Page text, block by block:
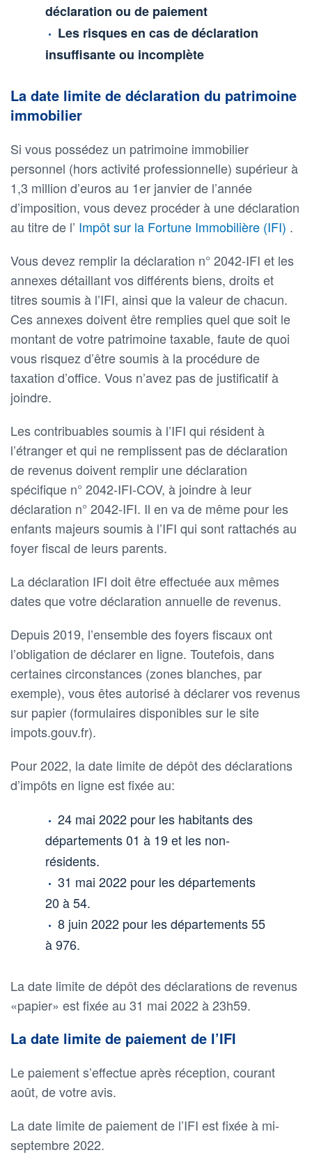
déclaration ou de paiement
Les risques en cas de déclaration
insuffisante ou incomplète
La date limite de déclaration du patrimoine
immobilier
Si vous possédez un patrimoine immobilier
personnel (hors activité professionnelle) supérieur à
1,3 million d’euros au 1er janvier de l’année
d’imposition, vous devez procéder à une déclaration
au titre de l’ Impôt sur la Fortune Immobilière (IFI) .
Vous devez remplir la déclaration n° 2042-IFI et les
annexes détaillant vos différents biens, droits et
titres soumis à l’IFI, ainsi que la valeur de chacun.
Ces annexes doivent être remplies quel que soit le
montant de votre patrimoine taxable, faute de quoi
vous risquez d’être soumis à la procédure de
taxation d’office. Vous n’avez pas de justificatif à
joindre.
Les contribuables soumis à l’IFI qui résident à
l’étranger et qui ne remplissent pas de déclaration
de revenus doivent remplir une déclaration
spécifique n° 2042-IFI-COV, à joindre à leur
déclaration n° 2042-IFI. Il en va de même pour les
enfants majeurs soumis à l’IFI qui sont rattachés au
foyer fiscal de leurs parents.
La déclaration IFI doit être effectuée aux mêmes
dates que votre déclaration annuelle de revenus.
Depuis 2019, l’ensemble des foyers fiscaux ont
l’obligation de déclarer en ligne. Toutefois, dans
certaines circonstances (zones blanches, par
exemple), vous êtes autorisé à déclarer vos revenus
sur papier (formulaires disponibles sur le site
impots.gouv.fr).
Pour 2022, la date limite de dépôt des déclarations
d’impôts en ligne est fixée au:
24 mai 2022 pour les habitants des
départements 01 à 19 et les non-
résidents.
31 mai 2022 pour les départements
20 à 54.
8 juin 2022 pour les départements 55
à 976.
La date limite de dépôt des déclarations de revenus
«papier» est fixée au 31 mai 2022 à 23h59.
La date limite de paiement de l’IFI
Le paiement s’effectue après réception, courant
août, de votre avis.
La date limite de paiement de l’IFI est fixée à mi-
septembre 2022.